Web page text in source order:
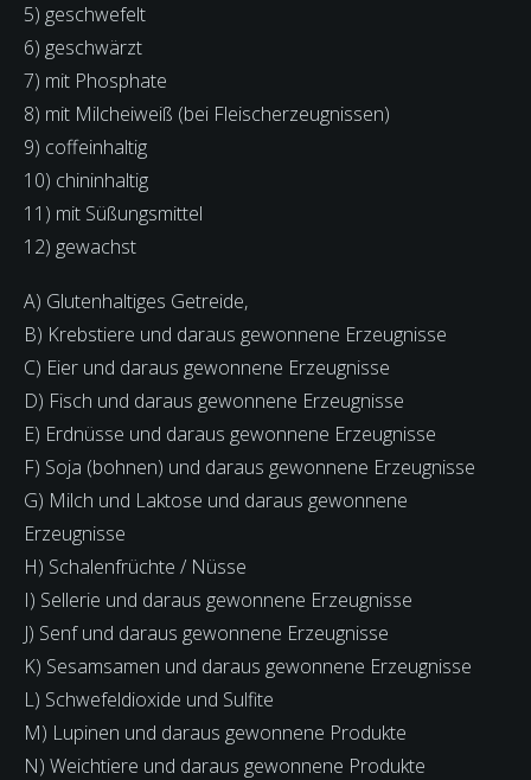
5) geschwefelt
6) geschwärzt
7) mit Phosphate
8) mit Milcheiweiß (bei Fleischerzeugnissen)
9) coffeinhaltig
10) chininhaltig
11) mit Süßungsmittel
12) gewachst
A) Glutenhaltiges Getreide,
B) Krebstiere und daraus gewonnene Erzeugnisse
C) Eier und daraus gewonnene Erzeugnisse
D) Fisch und daraus gewonnene Erzeugnisse
E) Erdnüsse und daraus gewonnene Erzeugnisse
F) Soja (bohnen) und daraus gewonnene Erzeugnisse
G) Milch und Laktose und daraus gewonnene
Erzeugnisse
H) Schalenfrüchte / Nüsse
I) Sellerie und daraus gewonnene Erzeugnisse
J) Senf und daraus gewonnene Erzeugnisse
K) Sesamsamen und daraus gewonnene Erzeugnisse
L) Schwefeldioxide und Sulfite
M) Lupinen und daraus gewonnene Produkte
N) Weichtiere und daraus gewonnene Produkte